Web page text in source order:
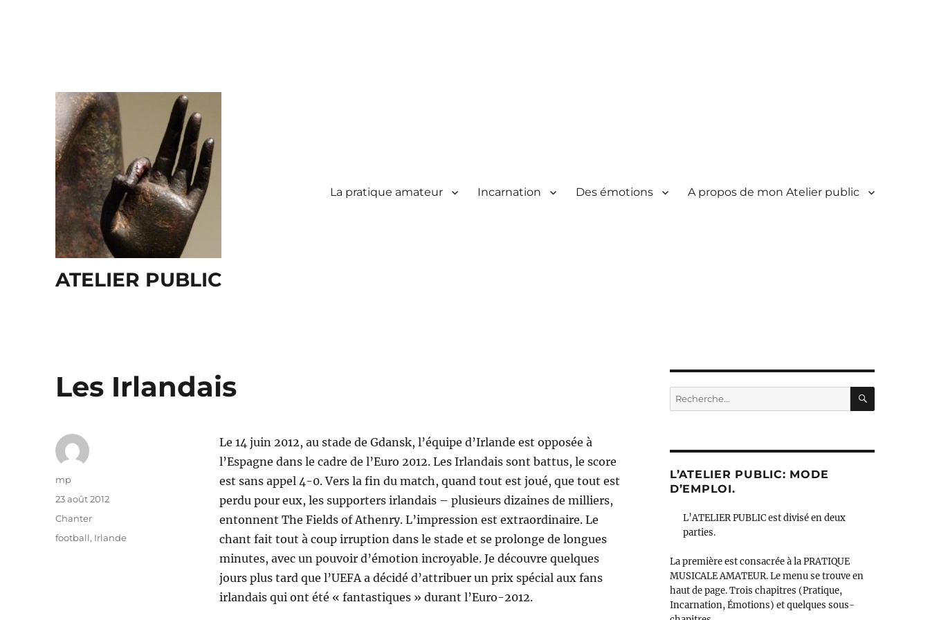
ATELIER PUBLIC
La pratique amateur Incarnation Des émotions A propos de mon Atelier public
Les Irlandais
Le 14 juin 2012, au stade de Gdansk, l’équipe d’Irlande est opposée à
l’Espagne dans le cadre de l’Euro 2012. Les Irlandais sont battus, le score
est sans appel 4-0. Vers la fin du match, quand tout est joué, que tout est
perdu pour eux, les supporters irlandais – plusieurs dizaines de milliers,
entonnent The Fields of Athenry. L’impression est extraordinaire. Le
chant fait tout à coup irruption dans le stade et se prolonge de longues
minutes, avec un pouvoir d’émotion incroyable. Je découvre quelques
jours plus tard que l’UEFA a décidé d’attribuer un prix spécial aux fans
irlandais qui ont été « fantastiques » durant l’Euro-2012.
Auteur
mp
Publié
le
23 août 2012
Catégories
Chanter
Étiquettes
football, Irlande
Recherche
pour :
L’ATELIER PUBLIC: MODE
D’EMPLOI.
L’ATELIER PUBLIC est divisé en deux
parties.
La première est consacrée à la PRATIQUE
MUSICALE AMATEUR. Le menu se trouve en
haut de page. Trois chapitres (Pratique,
Incarnation, Émotions) et quelques sous-